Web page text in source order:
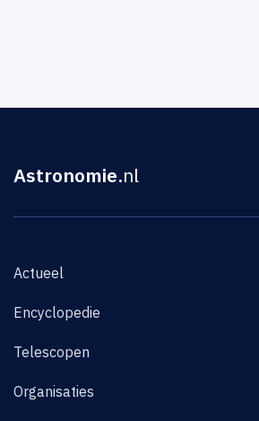
Astronomie.nl
Actueel
Encyclopedie
Telescopen
Organisaties